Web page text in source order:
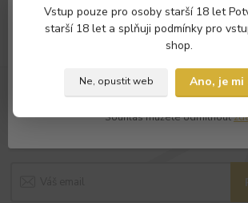
Vstup pouze pro osoby starší 18 let
starší 18 let a splňuji podmínky pro
shop.
Ne, opustit web Ano, je
Nepropásněte
Náš e-shop a partneři potřebují Vášsouhlass
cookies, aby Vám mohli zobrazovat informace
zájmů.
Souhlas můžete odmítnout